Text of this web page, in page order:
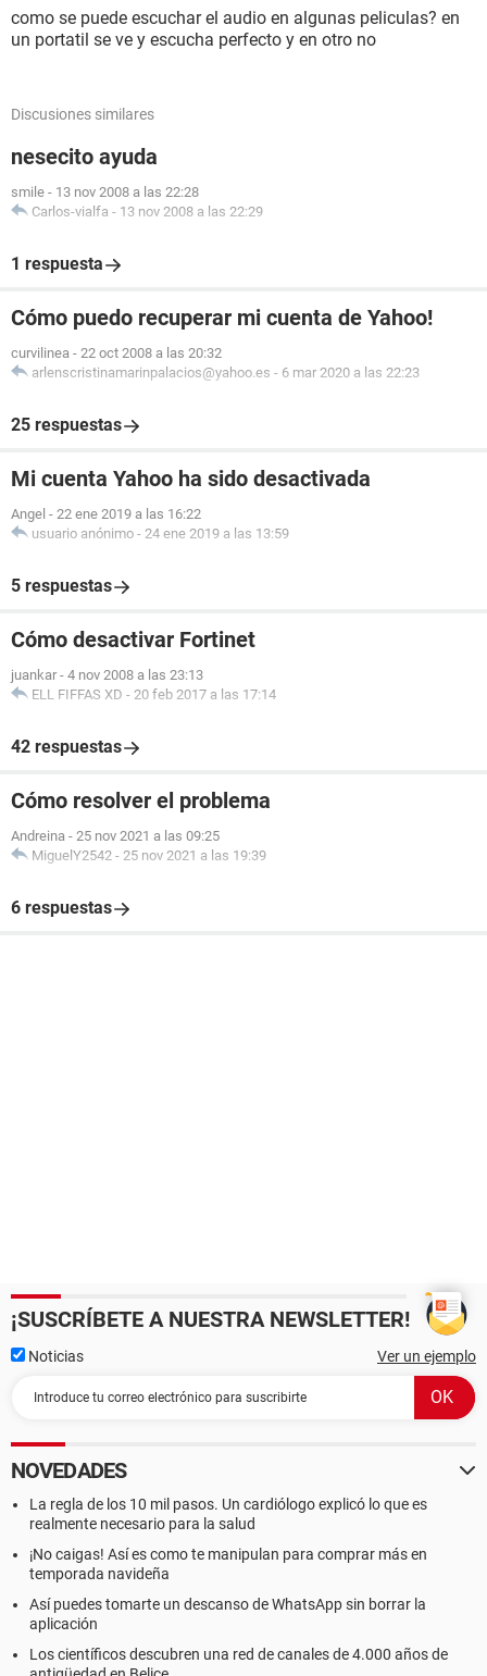
como se puede escuchar el audio en algunas peliculas? en
un portatil se ve y escucha perfecto y en otro no
Discusiones similares
nesecito ayuda
smile - 13 nov 2008 a las 22:28
Carlos-vialfa - 13 nov 2008 a las 22:29
1 respuesta
Cómo puedo recuperar mi cuenta de Yahoo!
curvilinea - 22 oct 2008 a las 20:32
arlenscristinamarinpalacios@yahoo.es - 6 mar 2020 a las 22:23
25 respuestas
Mi cuenta Yahoo ha sido desactivada
Angel - 22 ene 2019 a las 16:22
usuario anónimo - 24 ene 2019 a las 13:59
5 respuestas
Cómo desactivar Fortinet
juankar - 4 nov 2008 a las 23:13
ELL FIFFAS XD - 20 feb 2017 a las 17:14
42 respuestas
Cómo resolver el problema
Andreina - 25 nov 2021 a las 09:25
MiguelY2542 - 25 nov 2021 a las 19:39
6 respuestas
¡SUSCRÍBETE A NUESTRA NEWSLETTER!
Noticias Ver un ejemplo
NOVEDADES
La regla de los 10 mil pasos. Un cardiólogo explicó lo que es
realmente necesario para la salud
¡No caigas! Así es como te manipulan para comprar más en
temporada navideña
Así puedes tomarte un descanso de WhatsApp sin borrar la
aplicación
Los científicos descubren una red de canales de 4.000 años de